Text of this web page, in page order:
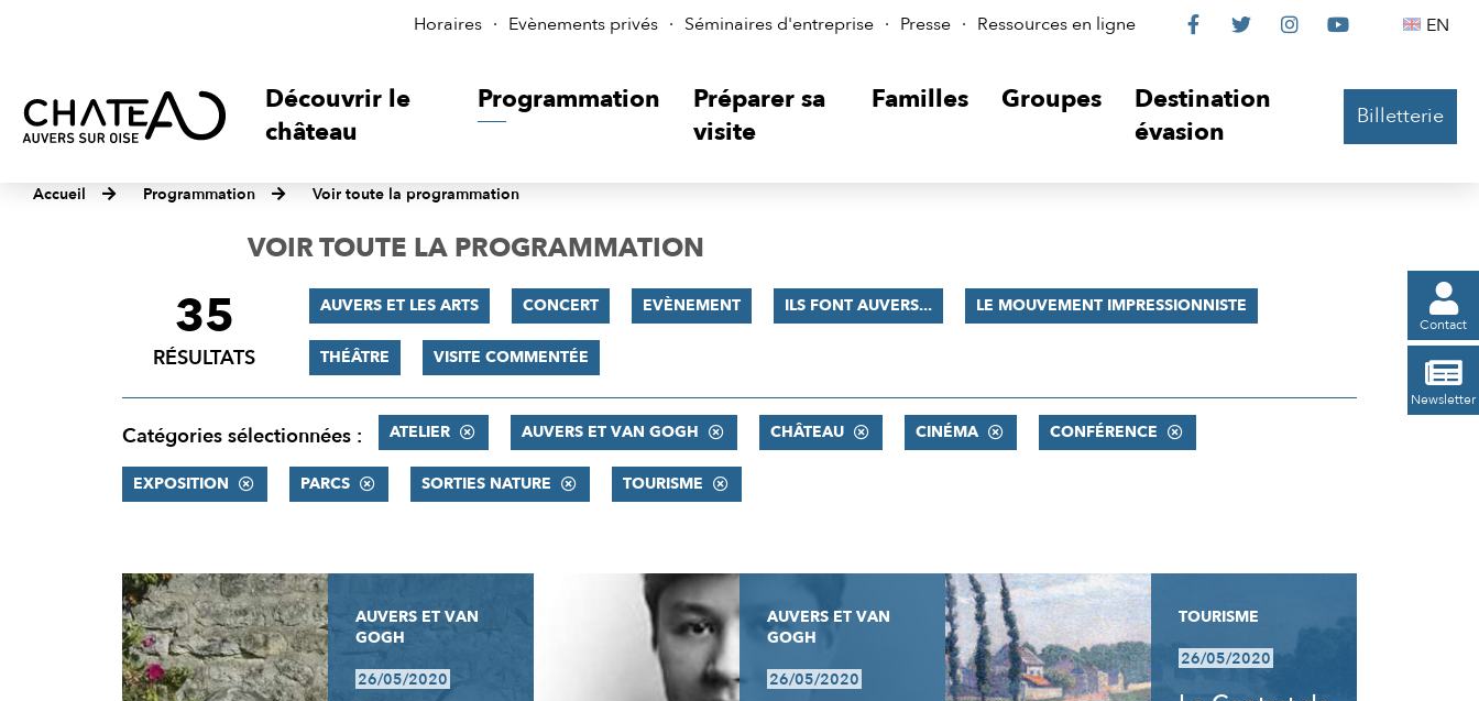
Horaires Evènements privés Séminaires d'entreprise Presse Ressources en ligne
Le
sur

Le

Le

Le
 EN
Découvrir le
château
Programmation
Préparer sa
visite
Familles Groupes
Destination
évasion
Billetterie
Accueil Programmation Voir toute la programmation

Contact

Newsletter
VOIR TOUTE LA PROGRAMMATION
FILTRER
RÉSULTATS
35
RÉSULTATS
AUVERS ET LES ARTS CONCERT EVÈNEMENT ILS FONT AUVERS... LE MOUVEMENT IMPRESSIONNISTE
THÉÂTRE VISITE COMMENTÉE
Catégories sélectionnées : ATELIER AUVERS ET VAN GOGH CHÂTEAU CINÉMA CONFÉRENCE
EXPOSITION PARCS SORTIES NATURE TOURISME
RÉSULTATS
AUVERS ET VAN
GOGH
26/05/2020
AUVERS ET VAN
GOGH
26/05/2020
TOURISME
26/05/2020